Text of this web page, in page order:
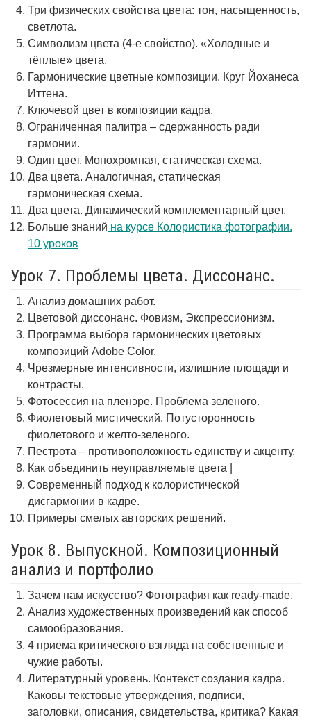
Три физических свойства цвета: тон, насыщенность,
светлота.
Символизм цвета (4-е свойство). «Холодные и
тёплые» цвета.
Гармонические цветные композиции. Круг Йоханеса
Иттена.
Ключевой цвет в композиции кадра.
Ограниченная палитра – сдержанность ради
гармонии.
Один цвет. Монохромная, статическая схема.
Два цвета. Аналогичная, статическая
гармоническая схема.
Два цвета. Динамический комплементарный цвет.
Больше знаний на курсе Колористика фотографии.
10 уроков
Урок 7. Проблемы цвета. Диссонанс.
Анализ домашних работ.
Цветовой диссонанс. Фовизм, Экспрессионизм.
Программа выбора гармонических цветовых
композиций Adobe Color.
Чрезмерные интенсивности, излишние площади и
контрасты.
Фотосессия на пленэре. Проблема зеленого.
Фиолетовый мистический. Потусторонность
фиолетового и желто-зеленого.
Пестрота – противоположность единству и акценту.
Как объединить неуправляемые цвета |
Современный подход к колористической
дисгармонии в кадре.
Примеры смелых авторских решений.
Урок 8. Выпускной. Композиционный
анализ и портфолио
Зачем нам искусство? Фотография как ready-made.
Анализ художественных произведений как способ
самообразования.
4 приема критического взгляда на собственные и
чужие работы.
Литературный уровень. Контекст создания кадра.
Каковы текстовые утверждения, подписи,
заголовки, описания, свидетельства, критика? Какая